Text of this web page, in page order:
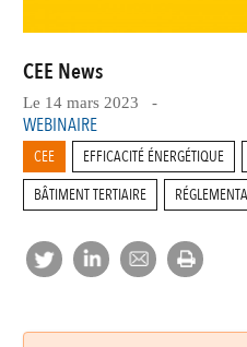
CEE News
Le 14 mars 2023 -
WEBINAIRE
CEE EFFICACITÉ ÉNERGÉTIQUE
BÂTIMENT TERTIAIRE